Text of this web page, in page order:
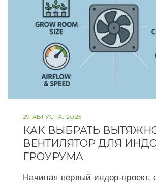
29 АВГУСТА, 2025
КАК ВЫБРАТЬ
ВЕНТИЛЯТОР ДЛЯ
ГРОУРУМА
Начиная первый индор-проект,